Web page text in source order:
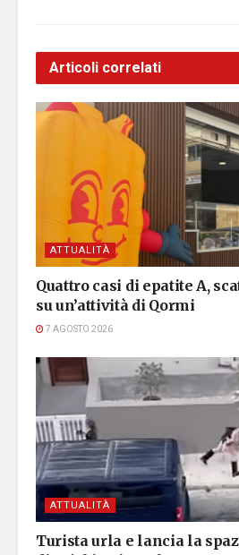
Articoli correlati
ATTUALITÀ
Quattro casi di epatite A,
su un’attività di Qormi
7 AGOSTO 2026
ATTUALITÀ
Turista urla e lancia la